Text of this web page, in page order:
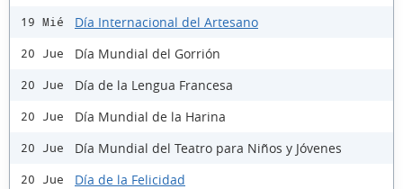
19 Mié Día Internacional del Artesano
20 Jue Día Mundial del Gorrión
20 Jue Día de la Lengua Francesa
20 Jue Día Mundial de la Harina
20 Jue Día Mundial del Teatro para Niños y Jóvenes
20 Jue Día de la Felicidad